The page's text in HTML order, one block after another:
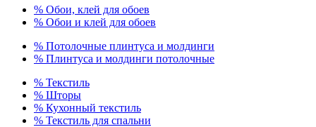
% Обои, клей для обоев
% Обои и клей для обоев
% Потолочные плинтуса и молдинги
% Плинтуса и молдинги потолочные
% Текстиль
% Шторы
% Кухонный текстиль
% Текстиль для спальни